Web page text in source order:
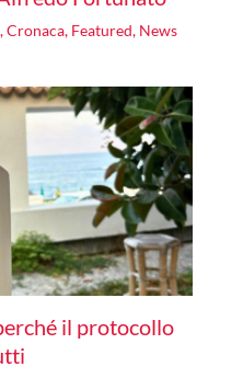
,Cronaca, Featured, News
il protocollo